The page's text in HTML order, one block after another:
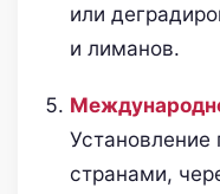
или
и лиманов.
Установление
странами,